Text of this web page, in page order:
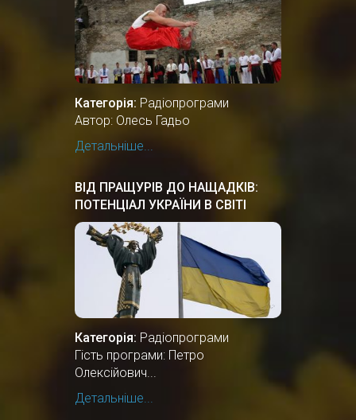
Категорія: Радіопрограми
Автор: Олесь Гадьо
Детальніше...
ВІД ПРАЩУРІВ ДО НАЩАДКІВ:
ПОТЕНЦІАЛ УКРАЇНИ В СВІТІ
Категорія: Радіопрограми
Гість програми: Петро
Олексійович...
Детальніше...